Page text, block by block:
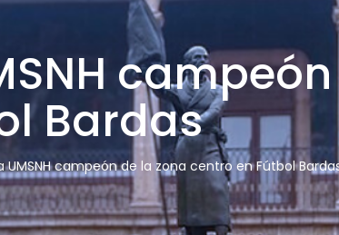
Bardas
UMSNH campeón de la zona centro en Fútbol